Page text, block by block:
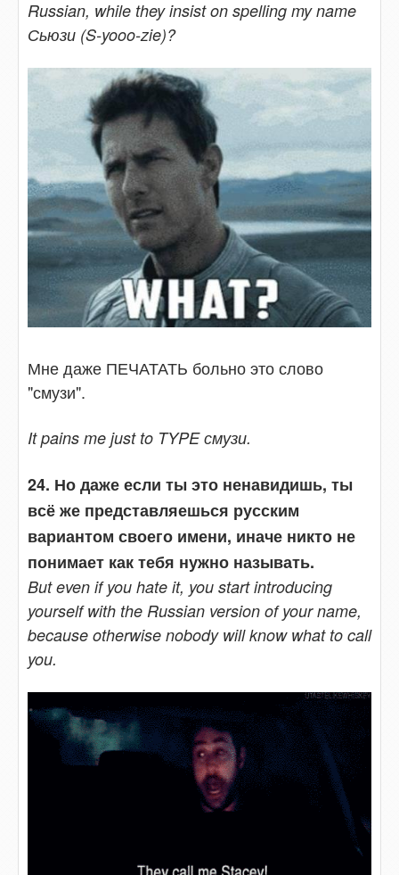
Russian, while they insist on spelling my name
Сьюзи (S-yooo-zie)?
Мне даже ПЕЧАТАТЬ больно это слово
"смузи".
It pains me just to TYPE смузи.
24. Но даже если ты это ненавидишь, ты
всё же представляешься русским
вариантом своего имени, иначе никто не
понимает как тебя нужно называть.
But even if you hate it, you start introducing
yourself with the Russian version of your name,
because otherwise nobody will know what to call
you.